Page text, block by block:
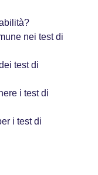
nei test di
test di
i test di
i test di